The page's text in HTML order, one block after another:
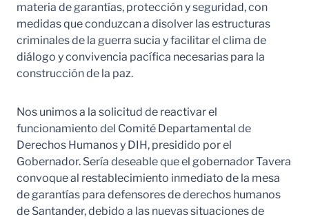
materia de garantías, protección y seguridad, con
medidas que conduzcan a disolver las estructuras
criminales de la guerra sucia y facilitar el clima de
diálogo y convivencia pacífica necesarias para la
construcción de la paz.
Nos unimos a la solicitud de reactivar el
funcionamiento del Comité Departamental de
Derechos Humanos y DIH, presidido por el
Gobernador. Sería deseable que el gobernador Tavera
convoque al restablecimiento inmediato de la mesa
de garantías para defensores de derechos humanos
de Santander, debido a las nuevas situaciones de